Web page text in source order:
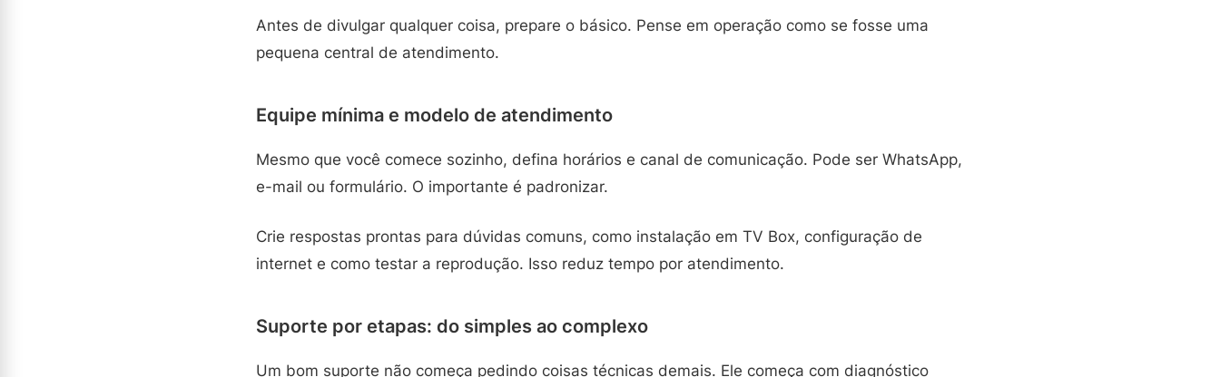
Antes de divulgar qualquer coisa, prepare o básico. Pense em operação como se fosse uma
pequena central de atendimento.
Equipe mínima e modelo de atendimento
Mesmo que você comece sozinho, defina horários e canal de comunicação. Pode ser WhatsApp,
e-mail ou formulário. O importante é padronizar.
Crie respostas prontas para dúvidas comuns, como instalação em TV Box, configuração de
internet e como testar a reprodução. Isso reduz tempo por atendimento.
Suporte por etapas: do simples ao complexo
Um bom suporte não começa pedindo coisas técnicas demais. Ele começa com diagnóstico